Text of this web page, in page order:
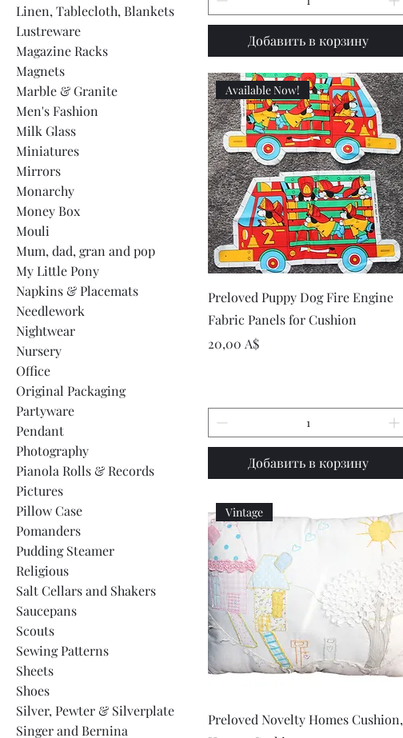
Linen, Tablecloth, Blankets
Lustreware
Magazine Racks
Magnets
Marble & Granite
Men's Fashion
Milk Glass
Miniatures
Mirrors
Monarchy
Money Box
Mouli
Mum, dad, gran and pop
My Little Pony
Napkins & Placemats
Needlework
Nightwear
Nursery
Office
Original Packaging
Partyware
Pendant
Photography
Pianola Rolls & Records
Pictures
Pillow Case
Pomanders
Pudding Steamer
Religious
Salt Cellars and Shakers
Saucepans
Scouts
Sewing Patterns
Sheets
Shoes
Silver, Pewter & Silverplate
Singer and Bernina
Добавить в корзину
Быстрый просмотр
Available Now!
Preloved Puppy Dog Fire Engine
Fabric Panels for Cushion
Цена
20,00 A$
Добавить в корзину
Быстрый просмотр
Vintage
Preloved Novelty Homes Cushion,